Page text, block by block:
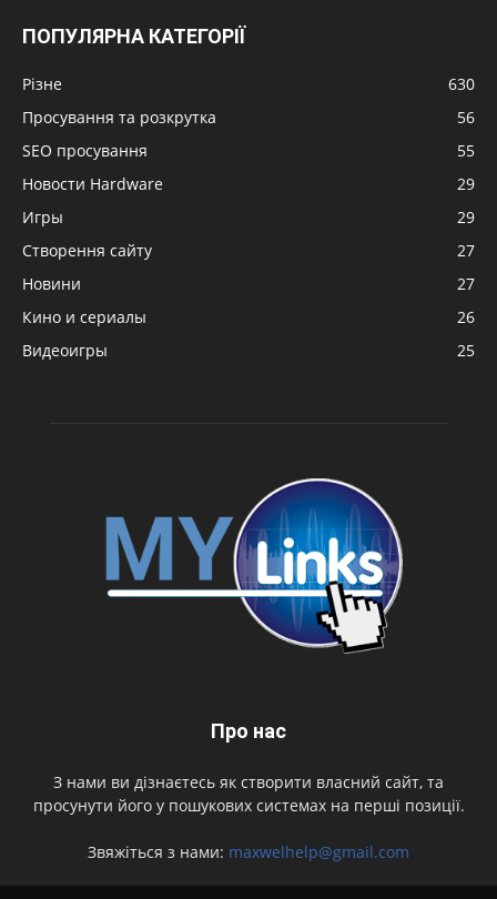
ПОПУЛЯРНА КАТЕГОРІЇ
Різне
630
Просування та розкрутка
56
SEO просування
55
Новости Hardware
29
Игры
29
Створення сайту
27
Новини
27
Кино и сериалы
26
Видеоигры
25
Про нас
З нами ви дізнаєтесь як створити власний сайт, та
просунути його у пошукових системах на перші позиції.
Звяжіться з нами: maxwelhelp@gmail.com